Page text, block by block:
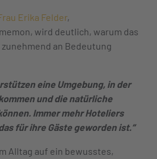
Erika Felder,
wird deutlich, warum das
an Bedeutung
eine Umgebung, in der
und die natürliche
Immer mehr Hoteliers
für ihre Gäste geworden ist.“
Alltag auf ein bewusstes,